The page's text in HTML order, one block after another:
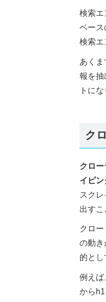
検索エ
ベース
検索エ
あく
報を抽
トにな
ク
クロ
イピン
スク
出すこ
クロ
の動き
的とし
例えば
から